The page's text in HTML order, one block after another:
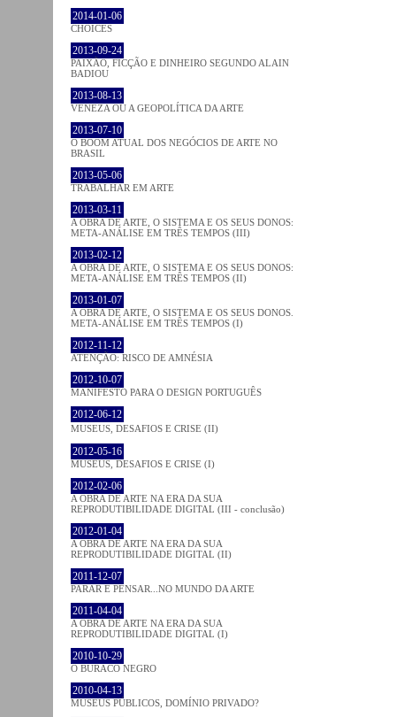
2014-01-06
CHOICES
2013-09-24
PAIXÃO, FICÇÃO E DINHEIRO SEGUNDO ALAIN
BADIOU
2013-08-13
VENEZA OU A GEOPOLÍTICA DA ARTE
2013-07-10
O BOOM ATUAL DOS NEGÓCIOS DE ARTE NO
BRASIL
2013-05-06
TRABALHAR EM ARTE
2013-03-11
A OBRA DE ARTE, O SISTEMA E OS SEUS DONOS:
META-ANÁLISE EM TRÊS TEMPOS (III)
2013-02-12
A OBRA DE ARTE, O SISTEMA E OS SEUS DONOS:
META-ANÁLISE EM TRÊS TEMPOS (II)
2013-01-07
A OBRA DE ARTE, O SISTEMA E OS SEUS DONOS.
META-ANÁLISE EM TRÊS TEMPOS (I)
2012-11-12
ATENÇÃO: RISCO DE AMNÉSIA
2012-10-07
MANIFESTO PARA O DESIGN PORTUGUÊS
2012-06-12
MUSEUS, DESAFIOS E CRISE (II)
2012-05-16
MUSEUS, DESAFIOS E CRISE (I)
2012-02-06
A OBRA DE ARTE NA ERA DA SUA
REPRODUTIBILIDADE DIGITAL (III - conclusão)
2012-01-04
A OBRA DE ARTE NA ERA DA SUA
REPRODUTIBILIDADE DIGITAL (II)
2011-12-07
PARAR E PENSAR...NO MUNDO DA ARTE
2011-04-04
A OBRA DE ARTE NA ERA DA SUA
REPRODUTIBILIDADE DIGITAL (I)
2010-10-29
O BURACO NEGRO
2010-04-13
MUSEUS PÚBLICOS, DOMÍNIO PRIVADO?